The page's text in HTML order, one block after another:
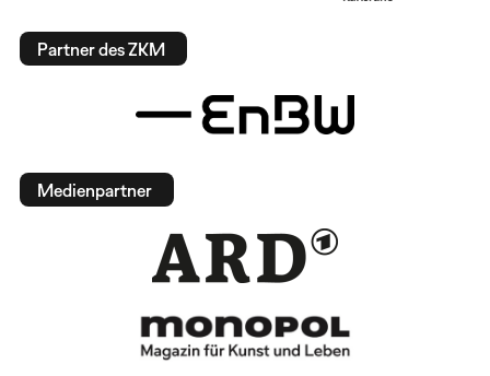
Partner des ZKM
Medienpartner